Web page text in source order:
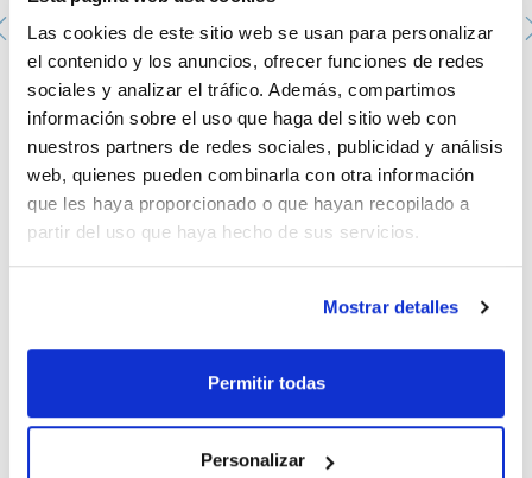
Las cookies de este sitio web se usan para personalizar
el contenido y los anuncios, ofrecer funciones de redes
sociales y analizar el tráfico. Además, compartimos
información sobre el uso que haga del sitio web con
nuestros partners de redes sociales, publicidad y análisis
web, quienes pueden combinarla con otra información
que les haya proporcionado o que hayan recopilado a
partir del uso que haya hecho de sus servicios.
Mostrar detalles
Permitir todas
Personalizar
Tubo de centrífuga 15 mL. SCHARLAU.Estéril: Sí. Con
zona de escritura. Material: cuerpo de PP transparente,
Tapón de HDPE azul. Capacidad (mL): 15. Graduado
hasta 14 mL. Medidas (mm): Ø tapón: 22,9 Externo.
Longitud tubo: 120,9; Ø tubo:17,5 (externo). Max
RCF:9000 xg. Autoclave: 15 minutos in 121ºC.
Presentación: 20 bolsas con 50 tubos
PCT-151001
Envase : 20x50u.
Disponibilidad:Ver stock
Documentación técnica
COA